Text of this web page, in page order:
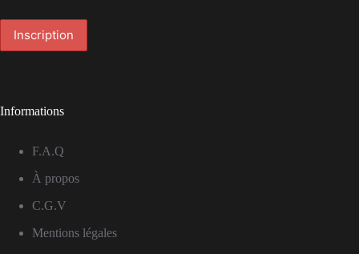
Informations
F.A.Q
À propos
C.G.V
Mentions légales